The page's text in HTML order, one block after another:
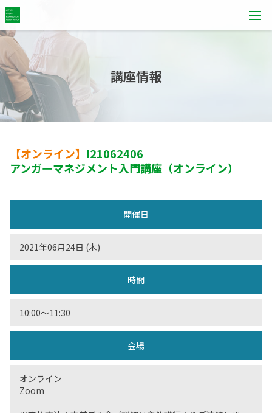
講座情報
【オンライン】 I21062406
アンガーマネジメント入門講座（オンライン）
開催日
2021年06月24日 (木)
時間
10:00〜11:30
会場
オンライン
Zoom